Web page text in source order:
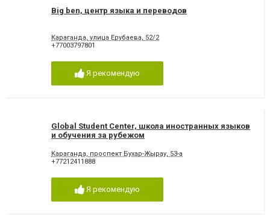
Big ben, центр языка и переводов
Караганда, улица Ерубаева, 52/2
+77003797801
Я рекомендую
Global Student Center, школа иностранных языков
и обучения за рубежом
Караганда, проспект Бухар-Жырау, 53-а
+77212411888
Я рекомендую